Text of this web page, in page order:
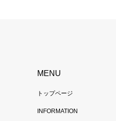
MENU
トップページ
INFORMATION